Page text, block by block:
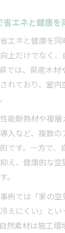
省エネと健康を
エネと健康を同
上だけでなく
では、県産木材
れており、室
能断熱材や複層
入など、複数
です。一方で、
え、健康的な
。
例では「家の空
えにくい」と
然素材は施工環